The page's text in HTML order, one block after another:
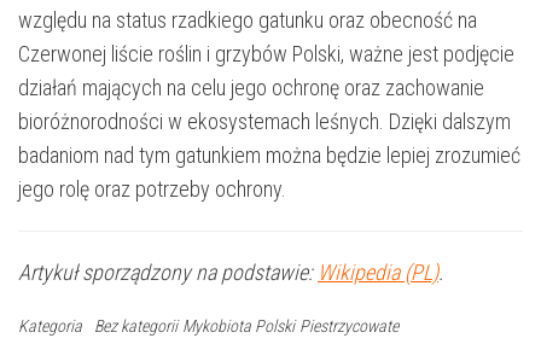
względu na status rzadkiego gatunku oraz obecność na
Czerwonej liście roślin i grzybów Polski, ważne jest podjęcie
działań mających na celu jego ochronę oraz zachowanie
bioróżnorodności w ekosystemach leśnych. Dzięki dalszym
badaniom nad tym gatunkiem można będzie lepiej zrozumieć
jego rolę oraz potrzeby ochrony.
Artykuł sporządzony na podstawie: Wikipedia (PL).
Kategoria Bez kategorii Mykobiota Polski Piestrzycowate